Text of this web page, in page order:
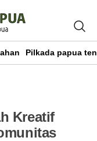
Pilkada papua
Kreatif